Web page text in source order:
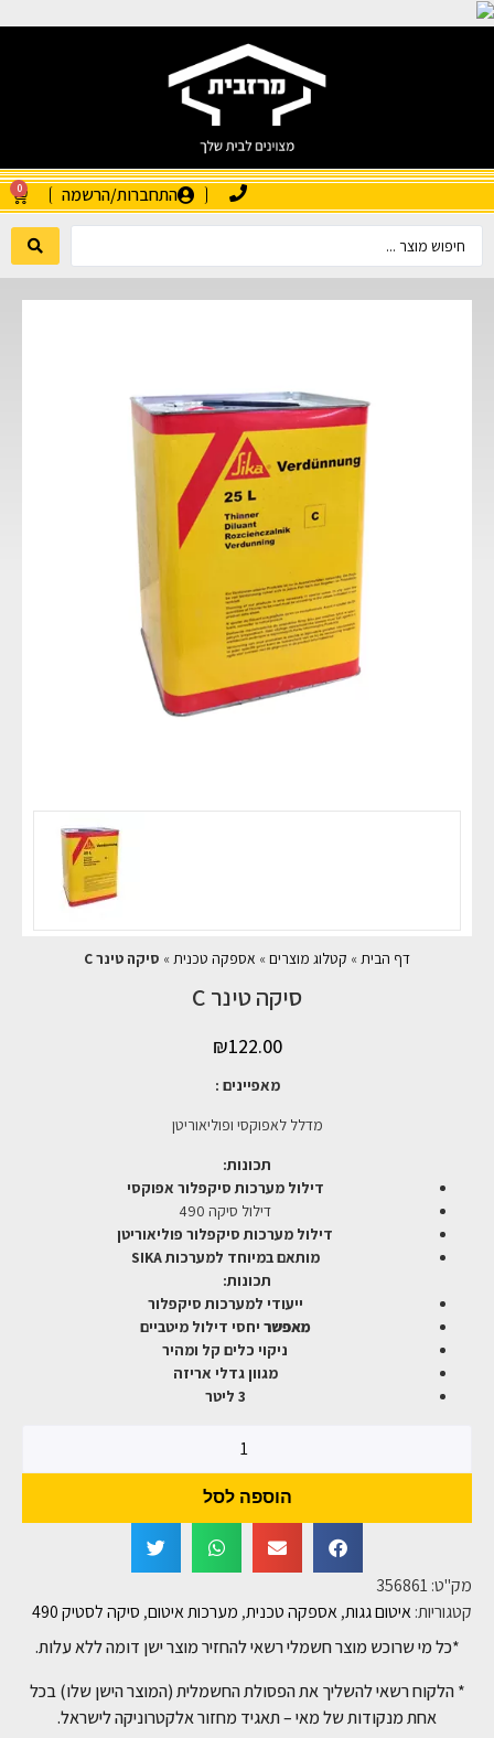
התחברות/הרשמה 0
דף הבית » קטלוג מוצרים » אספקה טכנית » סיקה טינר C
סיקה טינר C
₪122.00
מאפיינים :
מדלל לאפוקסי ופוליאוריטן
תכונות:
דילול מערכות סיקפלור אפוקסי
דילול סיקה 490
דילול מערכות סיקפלור פוליאוריטן
מותאם במיוחד למערכות SIKA
תכונות:
ייעודי למערכות סיקפלור
מאפשר יחסי דילול מיטביים
ניקוי כלים קל ומהיר
מגוון גדלי אריזה
3 ליטר
הוספה לסל
מק"ט:356861
קטגוריות:איטום גגות,אספקה טכנית, מערכות איטום, סיקה לסטיק 490
*כל מי שרוכש מוצר חשמלי רשאי להחזיר מוצר ישן דומה ללא עלות.
* הלקוח רשאי להשליך את הפסולת החשמלית (המוצר הישן שלו) בכל
אחת מנקודות של מאי – תאגיד מחזור אלקטרוניקה לישראל.